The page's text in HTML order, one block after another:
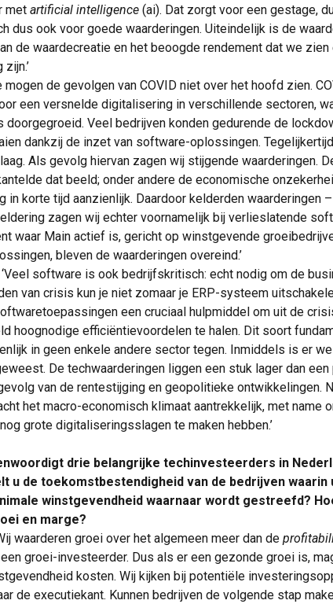
met artificial intelligence (ai). Dat zorgt voor een gestage,
dus ook voor goede waarderingen. Uiteindelijk is de
de waardecreatie en het beoogde rendement dat we
mogen de gevolgen van COVID niet over het hoofd zien.
een versnelde digitalisering in verschillende sectoren,
doorgegroeid. Veel bedrijven konden gedurende de
dankzij de inzet van software-oplossingen.
Als gevolg hiervan zagen wij stijgende waarderingen.
dat beeld; onder andere de economische
in korte tijd aanzienlijk. Daardoor kelderden waarderingen
zagen wij echter voornamelijk bij verlieslatende
waar Main actief is, gericht op winstgevende
bleven de waarderingen overeind.’
‘Veel software is ook bedrijfskritisch: echt nodig om de
van crisis kun je niet zomaar je ERP-systeem
een cruciaal hulpmiddel om uit de
hoognodige efficiëntievoordelen te halen. Dit soort
in geen enkele andere sector tegen. Inmiddels is er
De techwaarderingen liggen een stuk lager dan een
van de rentestijging en geopolitieke ontwikkelingen.
het macro-economisch klimaat aantrekkelijk, met name
grote digitaliseringsslagen te maken hebben.’
drie belangrijke techinvesteerders in
u de toekomstbestendigheid van de bedrijven waarin
winstgevendheid waarnaar wordt gestreefd?
en marge?
waarderen groei over het algemeen meer dan de
groei-investeerder. Dus als er een gezonde groei is,
kosten. Wij kijken bij potentiële
de executiekant. Kunnen bedrijven de volgende stap